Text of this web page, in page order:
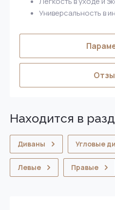
Универсальность в
Находится в
Диваны Угловые
Левые Правые